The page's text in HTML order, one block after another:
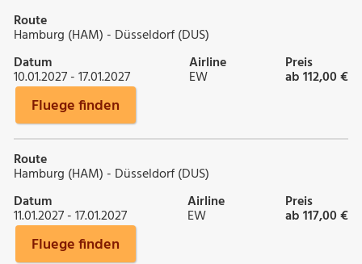
Route
Hamburg (HAM) - Düsseldorf (DUS)
Datum
10.01.2027 - 17.01.2027
Airline
EW
Preis
ab 112,00 €
Fluege finden
Route
Hamburg (HAM) - Düsseldorf (DUS)
Datum
11.01.2027 - 17.01.2027
Airline
EW
Preis
ab 117,00 €
Fluege finden